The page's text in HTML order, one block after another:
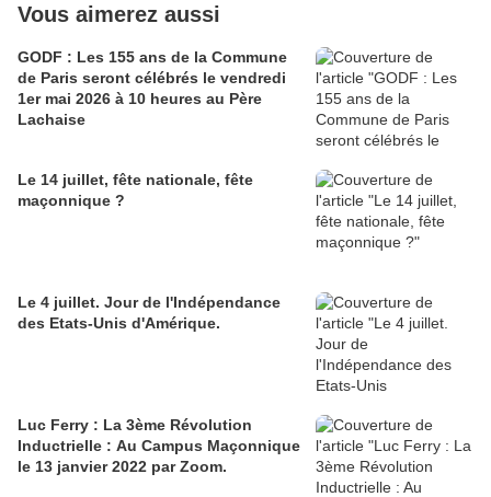
Vous aimerez aussi
GODF : Les 155 ans de la Commune
de Paris seront célébrés le vendredi
1er mai 2026 à 10 heures au Père
Lachaise
Le 14 juillet, fête nationale, fête
maçonnique ?
Le 4 juillet. Jour de l'Indépendance
des Etats-Unis d'Amérique.
Luc Ferry : La 3ème Révolution
Inductrielle : Au Campus Maçonnique
le 13 janvier 2022 par Zoom.